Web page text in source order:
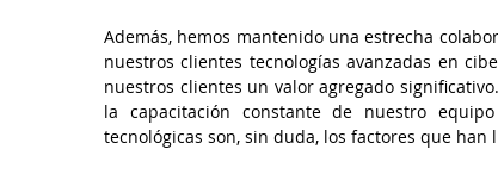
Además, hemos mantenido una estrecha
nuestros clientes tecnologías avanzadas en
nuestros clientes un valor agregado
la capacitación constante de nuestro
tecnológicas son, sin duda, los factores que han